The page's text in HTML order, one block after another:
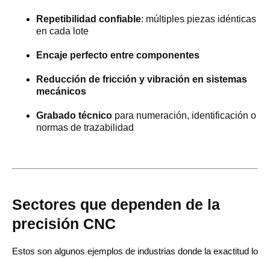
Repetibilidad confiable: múltiples piezas idénticas
en cada lote
Encaje perfecto entre componentes
Reducción de fricción y vibración en sistemas
mecánicos
Grabado técnico para numeración, identificación o
normas de trazabilidad
Sectores que dependen de la
precisión CNC
Estos son algunos ejemplos de industrias donde la exactitud lo